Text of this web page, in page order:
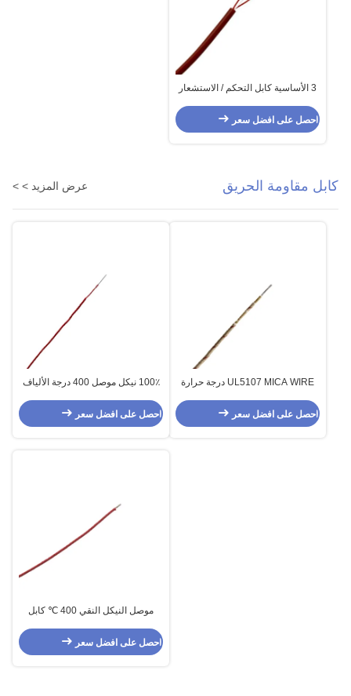
3 الأساسية كابل التحكم / الاستشعار
ومغلف بالسيليكون
احصل على افضل سعر
كابل مقاومة الحريق عرض المزيد > >
UL5107 MICA WIRE درجة حرارة
احصل على افضل سعر
100٪ نيكل موصل 400 درجة الألياف
احصل على افضل سعر
موصل النيكل النقي 400 ℃ كابل
احصل على افضل سعر